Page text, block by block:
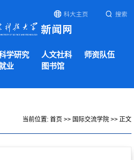
科大主页 搜索
学研究 人文社科
师资队伍
业 图书馆
当前位置: 首页 >> 国际交流学院 >> 正文